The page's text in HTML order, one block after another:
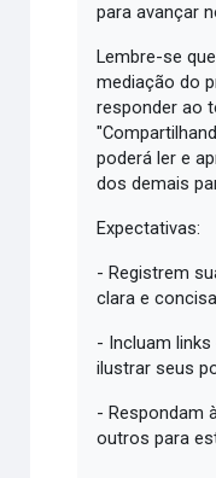
para avançar
Lembre-se
mediação do
responder ao
poderá ler e
dos demais
Expectativas:
- Registrem
clara e
- Incluam
ilustrar seus
- Respondam
outros para